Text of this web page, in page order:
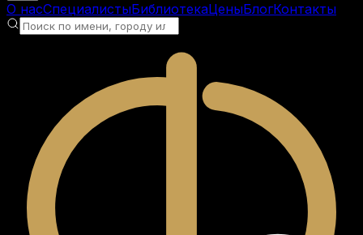
О насСпециалистыБиблиотекаЦеныБлогКонтакты